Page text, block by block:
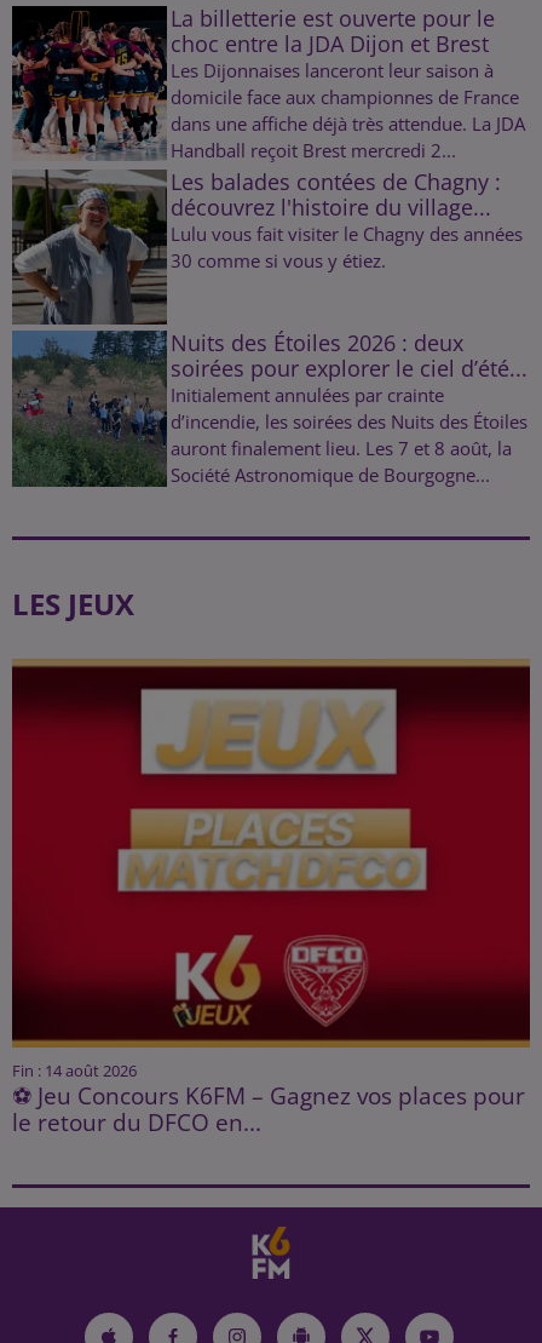
La billetterie est ouverte pour le
choc entre la JDA Dijon et Brest
Les Dijonnaises lanceront leur saison à
domicile face aux championnes de France
dans une affiche déjà très attendue. La JDA
Handball reçoit Brest mercredi 2...
Les balades contées de Chagny :
découvrez l'histoire du village...
Lulu vous fait visiter le Chagny des années
30 comme si vous y étiez.
Nuits des Étoiles 2026 : deux
soirées pour explorer le ciel d’été...
Initialement annulées par crainte
d’incendie, les soirées des Nuits des Étoiles
auront finalement lieu. Les 7 et 8 août, la
Société Astronomique de Bourgogne...
LES JEUX
Fin : 14 août 2026
⚽ Jeu Concours K6FM – Gagnez vos places pour
le retour du DFCO en...